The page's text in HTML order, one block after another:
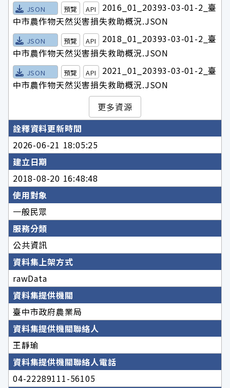
JSON 預覽 API
2016_01_20393-03-01-2_臺
中市農作物天然災害損失救助概況.JSON
JSON 預覽 API
2018_01_20393-03-01-2_臺
中市農作物天然災害損失救助概況.JSON
JSON 預覽 API
2021_01_20393-03-01-2_臺
中市農作物天然災害損失救助概況.JSON
更多資源
詮釋資料更新時間
2026-06-21 18:05:25
建立日期
2018-08-20 16:48:48
使用對象
一般民眾
服務分類
公共資訊
資料集上架方式
rawData
資料集提供機關
臺中市政府農業局
資料集提供機關聯絡人
王靜瑜
資料集提供機關聯絡人電話
04-22289111-56105